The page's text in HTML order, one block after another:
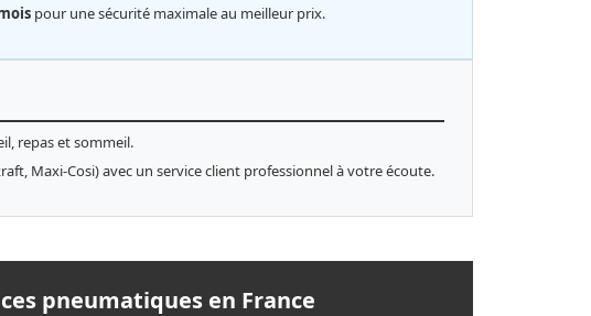
pour une sécurité maximale au meilleur prix.
repas et sommeil.
Maxi-Cosi) avec un service client professionnel à votre écoute.
pneumatiques en France